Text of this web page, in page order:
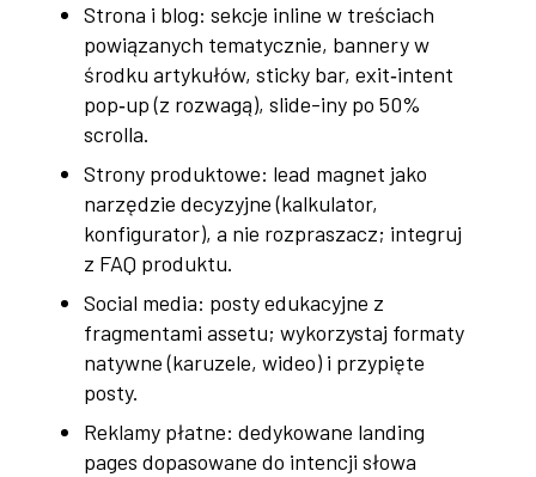
Strona i blog: sekcje inline w treściach
powiązanych tematycznie, bannery w
środku artykułów, sticky bar, exit‑intent
pop‑up (z rozwagą), slide-iny po 50%
scrolla.
Strony produktowe: lead magnet jako
narzędzie decyzyjne (kalkulator,
konfigurator), a nie rozpraszacz; integruj
z FAQ produktu.
Social media: posty edukacyjne z
fragmentami assetu; wykorzystaj formaty
natywne (karuzele, wideo) i przypięte
posty.
Reklamy płatne: dedykowane landing
pages dopasowane do intencji słowa